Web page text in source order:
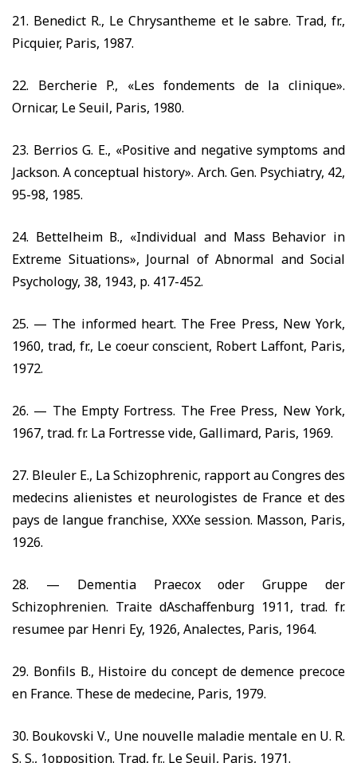
21. Benedict R., Le Chrysantheme et le sabre. Trad, fr.,
Picquier, Paris, 1987.
22. Bercherie P., «Les fondements de la clinique».
Ornicar, Le Seuil, Paris, 1980.
23. Berrios G. E., «Positive and negative symptoms and
Jackson. A conceptual history». Arch. Gen. Psychiatry, 42,
95-98, 1985.
24. Bettelheim В., «Individual and Mass Behavior in
Extreme Situations», Journal of Abnormal and Social
Psychology, 38, 1943, p. 417-452.
25. — The informed heart. The Free Press, New York,
1960, trad, fr., Le coeur conscient, Robert Laffont, Paris,
1972.
26. — The Empty Fortress. The Free Press, New York,
1967, trad. fr. La Fortresse vide, Gallimard, Paris, 1969.
27. Bleuler E., La Schizophrenic, rapport au Congres des
medecins alienistes et neurologistes de France et des
pays de langue franchise, XXXe session. Masson, Paris,
1926.
28. — Dementia Praecox oder Gruppe der
Schizophrenien. Traite dAschaffenburg 1911, trad. fr.
resumee par Henri Ey, 1926, Analectes, Paris, 1964.
29. Bonfils В., Histoire du concept de demence precoce
en France. These de medecine, Paris, 1979.
30. Boukovski V., Une nouvelle maladie mentale en U. R.
S. S., 1opposition. Trad, fr.. Le Seuil, Paris, 1971.